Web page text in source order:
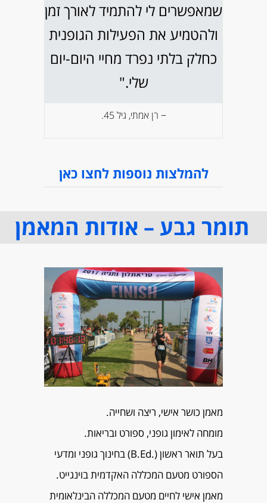
שמאפשרים לי להתמיד לאורך זמן
ולהטמיע את הפעילות הגופנית
כחלק בלתי נפרד מחיי היום-יום
שלי."
− רן אמתי, גיל 45.
להמלצות נוספות לחצו כאן
תומר גבע – אודות המאמן
מאמן כושר אישי, ריצה ושחייה.
מומחה לאימון גופני, ספורט ובריאות.
בעל תואר ראשון (.B.Ed) בחינוך גופני ומדעי
הספורט מטעם המכללה האקדמית בוינגייט.
מאמן אישי לחיים מטעם המכללה הבינלאומית